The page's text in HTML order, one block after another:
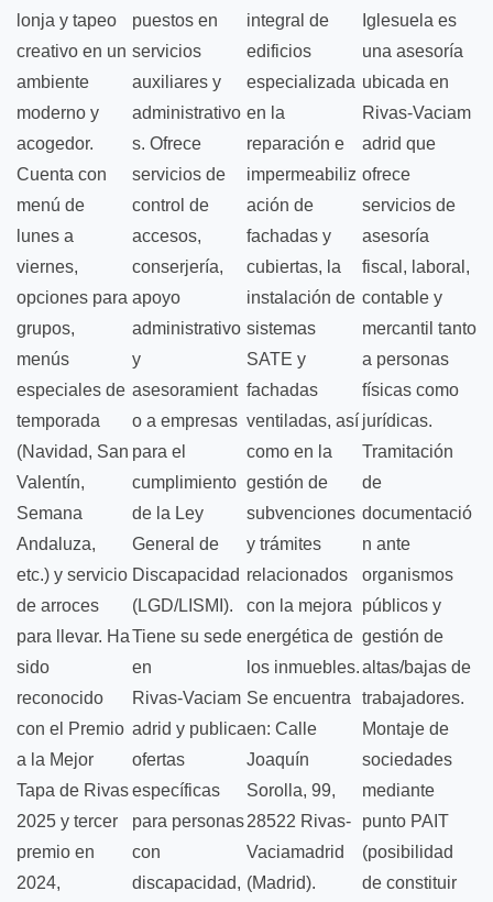
lonja y tapeo
creativo en un
ambiente
moderno y
acogedor.
Cuenta con
menú de
lunes a
viernes,
opciones para
grupos,
menús
especiales de
temporada
(Navidad, San
Valentín,
Semana
Andaluza,
etc.) y servicio
de arroces
para llevar. Ha
sido
reconocido
con el Premio
a la Mejor
Tapa de Rivas
2025 y tercer
premio en
2024,
puestos en
servicios
auxiliares y
administrativo
s. Ofrece
servicios de
control de
accesos,
conserjería,
apoyo
administrativo
y
asesoramient
o a empresas
para el
cumplimiento
de la Ley
General de
Discapacidad
(LGD/LISMI).
Tiene su sede
en
Rivas‑Vaciam
adrid y publica
ofertas
específicas
para personas
con
discapacidad,
integral de
edificios
especializada
en la
reparación e
impermeabiliz
ación de
fachadas y
cubiertas, la
instalación de
sistemas
SATE y
fachadas
ventiladas, así
como en la
gestión de
subvenciones
y trámites
relacionados
con la mejora
energética de
los inmuebles.
Se encuentra
en: Calle
Joaquín
Sorolla, 99,
28522 Rivas-
Vaciamadrid
(Madrid).
Iglesuela es
una asesoría
ubicada en
Rivas‑Vaciam
adrid que
ofrece
servicios de
asesoría
fiscal, laboral,
contable y
mercantil tanto
a personas
físicas como
jurídicas.
Tramitación
de
documentació
n ante
organismos
públicos y
gestión de
altas/bajas de
trabajadores. ​
Montaje de
sociedades
mediante
punto PAIT
(posibilidad
de constituir